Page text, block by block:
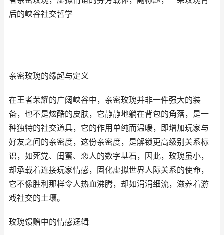
后的峡谷社交哲学
亲密玫瑰的缘起与定义
在王者荣耀的广阔峡谷中，亲密玫瑰并非一件强大的装
备，也不是炫酷的皮肤，它静静地躺在背包的角落，是一
种独特的社交道具，它的作用单纯而温暖，即增加玩家与
好友之间的亲密度，这份亲密度，是解锁更高级别关系标
识，如死党、闺蜜、恋人的数字基石，因此，玫瑰虽小，
却承载着连接玩家情感，固化虚拟世界人际关系的使命，
它不像胜利那样令人热血沸腾，却如涓涓细流，滋养着游
戏社交的土壤。
玫瑰馈赠中的情感逻辑